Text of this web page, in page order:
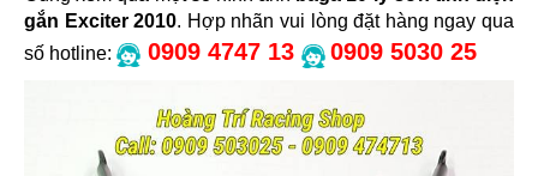
gắn Exciter 2010. Hợp nhãn vui lòng đặt hàng ngay qua
số hotline:
0909 4747 13 0909 5030 25